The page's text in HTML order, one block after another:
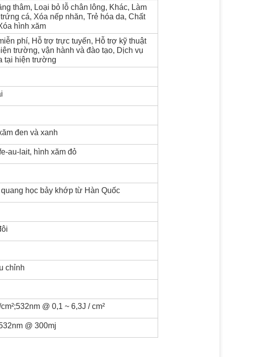
thâm, Loại bỏ lỗ chân lông, Khác, Làm
cá, Xóa nếp nhăn, Trẻ hóa da, Chất
hình xăm
phí, Hỗ trợ trực tuyến, Hỗ trợ kỹ thuật
trường, vận hành và đào tạo, Dịch vụ
tại hiện trường
đen và xanh
au-lait, hình xăm đỏ
học bảy khớp từ Hàn Quốc
chỉnh
@ 0,1 ~ 6,3J / cm²
@ 300mj